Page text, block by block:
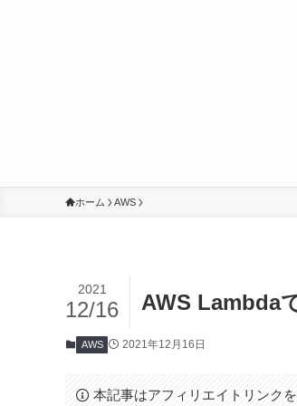
ホーム AWS
AWS Lambda
2021
12/16
AWS 2021年12月16日
本記事はアフィリエイトリンクを